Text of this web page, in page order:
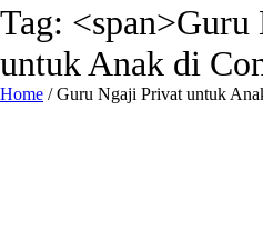
Tag:
untuk Anak di
Home /Guru Ngaji Privat untuk